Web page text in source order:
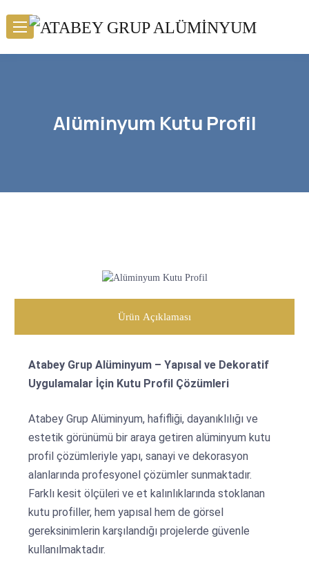
Alüminyum Kutu Profil
Ürün Açıklaması
Atabey Grup Alüminyum – Yapısal ve Dekoratif
Uygulamalar İçin Kutu Profil Çözümleri
Atabey Grup Alüminyum, hafifliği, dayanıklılığı ve
estetik görünümü bir araya getiren alüminyum kutu
profil çözümleriyle yapı, sanayi ve dekorasyon
alanlarında profesyonel çözümler sunmaktadır.
Farklı kesit ölçüleri ve et kalınlıklarında stoklanan
kutu profiller, hem yapısal hem de görsel
gereksinimlerin karşılandığı projelerde güvenle
kullanılmaktadır.